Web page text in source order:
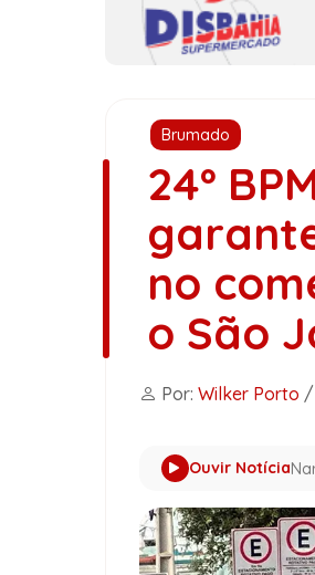
Brumado
24º
no
o São
Por: Wilker Porto /
Ouvir Notícia